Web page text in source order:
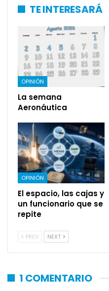
TE INTERESARÁ
OPINIÓN
La semana
Aeronáutica
OPINIÓN
El espacio, las cajas y
un funcionario que se
repite
PREV NEXT
1 COMENTARIO